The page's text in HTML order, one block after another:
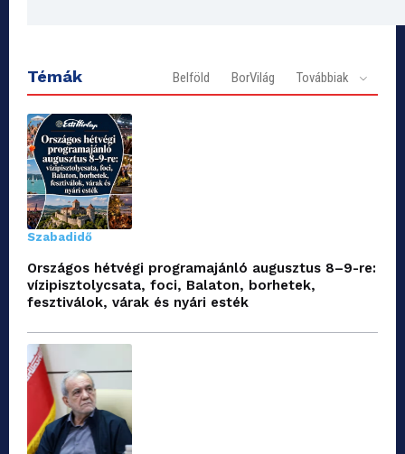
Témák Belföld BorVilág Továbbiak
Szabadidő
Országos hétvégi programajánló augusztus 8–9-re:
vízipisztolycsata, foci, Balaton, borhetek,
fesztiválok, várak és nyári esték